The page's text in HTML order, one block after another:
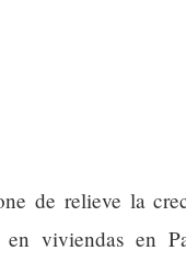
de relieve la
viviendas en